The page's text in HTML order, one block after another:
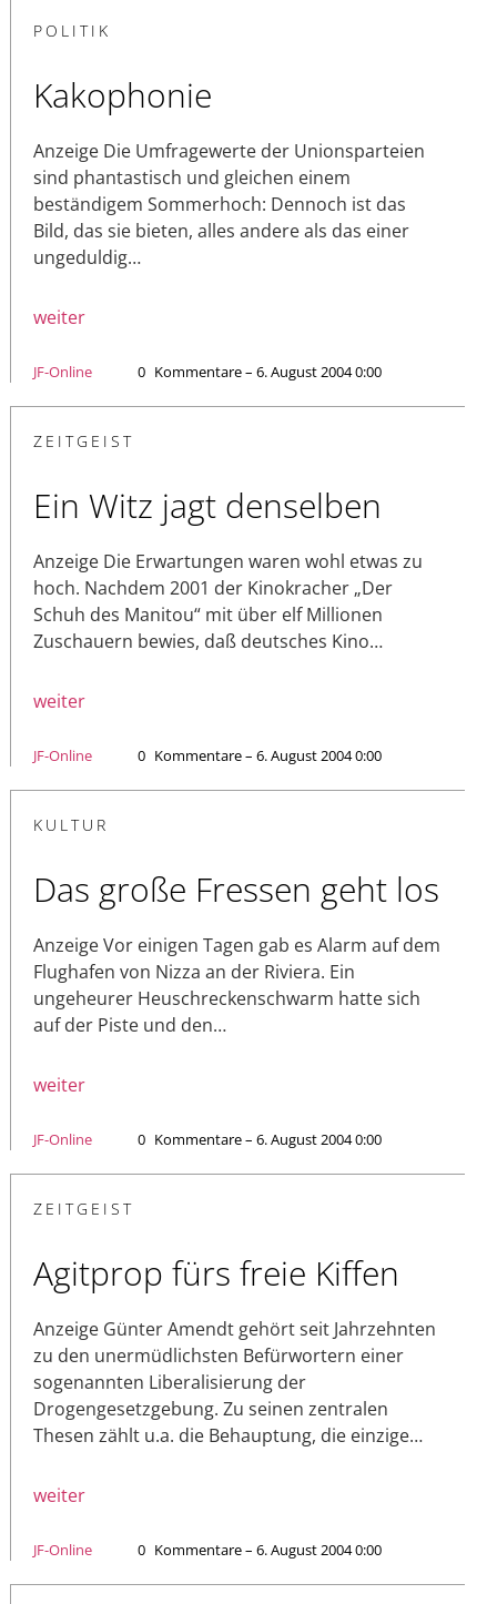
POLITIK
Kakophonie
Anzeige Die Umfragewerte der Unionsparteien
sind phantastisch und gleichen einem
beständigem Sommerhoch: Dennoch ist das
Bild, das sie bieten, alles andere als das einer
ungeduldig…
weiter
JF-Online 0 Kommentare – 6. August 2004 0:00
ZEITGEIST
Ein Witz jagt denselben
Anzeige Die Erwartungen waren wohl etwas zu
hoch. Nachdem 2001 der Kinokracher „Der
Schuh des Manitou“ mit über elf Millionen
Zuschauern bewies, daß deutsches Kino…
weiter
JF-Online 0 Kommentare – 6. August 2004 0:00
KULTUR
Das große Fressen geht los
Anzeige Vor einigen Tagen gab es Alarm auf dem
Flughafen von Nizza an der Riviera. Ein
ungeheurer Heuschreckenschwarm hatte sich
auf der Piste und den…
weiter
JF-Online 0 Kommentare – 6. August 2004 0:00
ZEITGEIST
Agitprop fürs freie Kiffen
Anzeige Günter Amendt gehört seit Jahrzehnten
zu den unermüdlichsten Befürwortern einer
sogenannten Liberalisierung der
Drogengesetzgebung. Zu seinen zentralen
Thesen zählt u.a. die Behauptung, die einzige…
weiter
JF-Online 0 Kommentare – 6. August 2004 0:00